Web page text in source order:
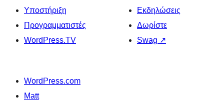
Υποστήριξη
Προγραμματιστές
WordPress.TV
Εκδηλώσεις
Δωρίστε
Swag ↗
WordPress.com
Matt